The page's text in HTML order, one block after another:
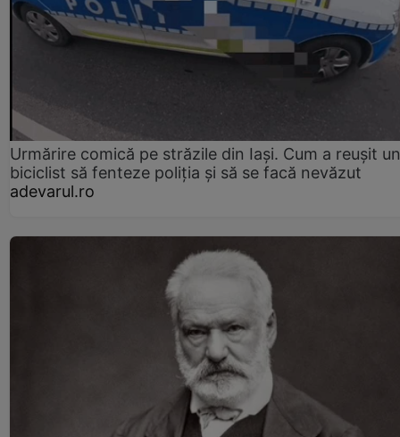
Urmărire comică pe străzile din Iași. Cum a reușit un
biciclist să fenteze poliția și să se facă nevăzut
adevarul.ro